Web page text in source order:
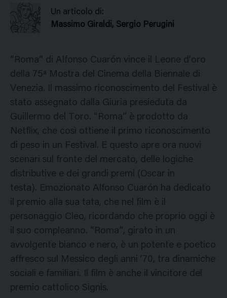
Un articolo di:
Massimo Giraldi, Sergio Perugini
“Roma” di Alfonso Cuarón vince il Leone d’oro
della 75ª Mostra del Cinema della Biennale di
Venezia. Il massimo riconoscimento del Festival è
stato assegnato dalla Giuria presieduta da
Guillermo del Toro. “Roma” è prodotto da
Netflix, che così ottiene il primo riconoscimento
di peso in un Festival. E questo apre ora nuovi
scenari sul fronte del mercato, delle logiche
distributive e dei grandi premi (Oscar in
testa). Emozionato Alfonso Cuarón ha dedicato
il premio alla sua tata, che nel film è il
personaggio Cleo, ricordando che proprio oggi è
il suo compleanno. “Roma”, girato in un
avvolgente bianco e nero, è un potente e poetico
affresco sul Messico degli anni ‘70, tra dinamiche
sociali e familiari. Il film è anche il vincitore del
premio cattolico Signis.